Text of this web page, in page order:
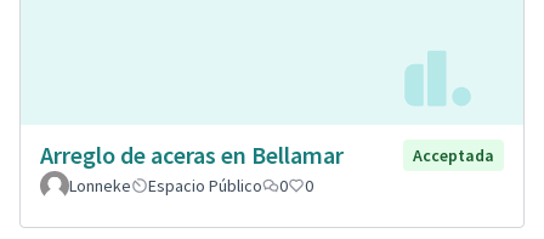
Arreglo de aceras en Bellamar
Acceptada
Lonneke
Espacio Público 0 0